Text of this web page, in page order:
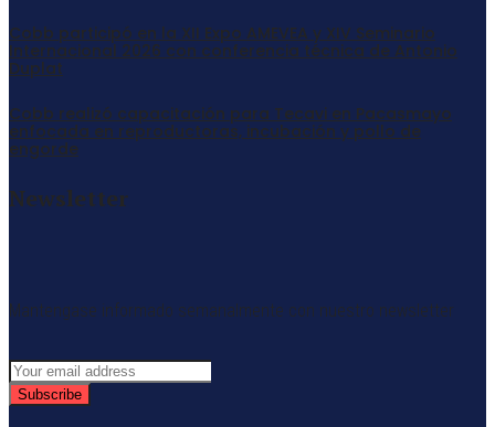
Cobb participó en la XII Expo AMEVEA y XIV Seminario
Internacional 2026 con conferencia técnica de Antonio
Duplat
Cobb realizó capacitación para Tecavi en Pacasmayo
enfocada en reproductoras, incubación y pollo de
engorde
Newsletter
Mantengase informado semanalmente con nuestro newsletter
Subscribe